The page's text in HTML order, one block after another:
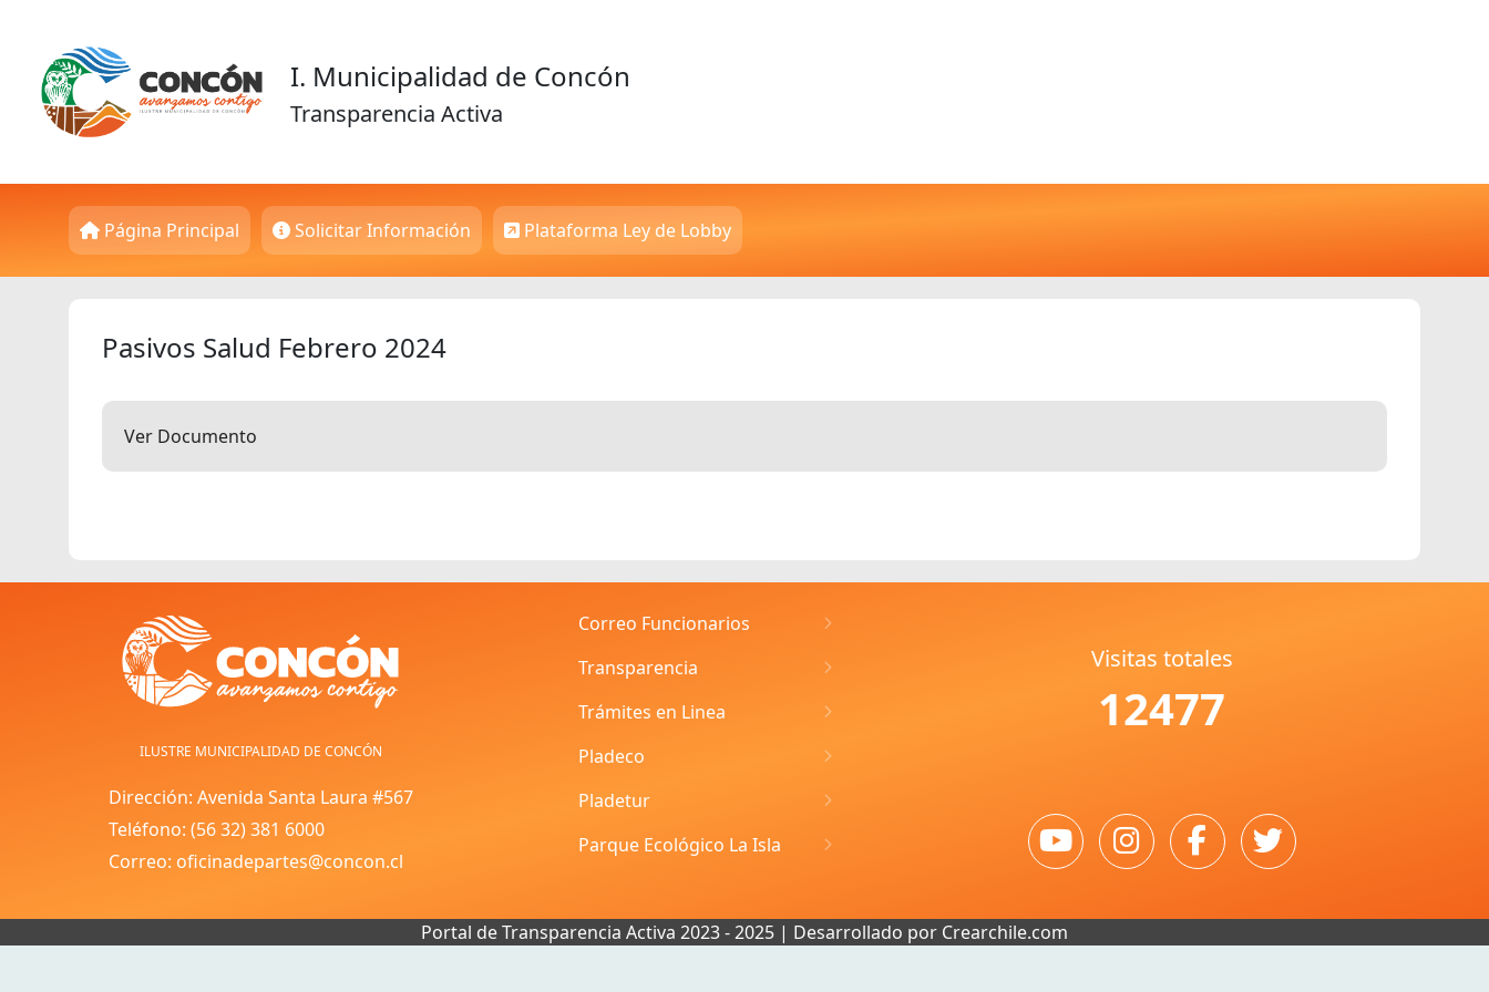
I. Municipalidad de Concón
Transparencia Activa
Página Principal Solicitar Información Plataforma Ley de Lobby
Pasivos Salud Febrero 2024
Ver Documento
ILUSTRE MUNICIPALIDAD DE CONCÓN
Dirección: Avenida Santa Laura #567
Teléfono: (56 32) 381 6000
Correo: oficinadepartes@concon.cl
Correo Funcionarios
Transparencia
Trámites en Linea
Pladeco
Pladetur
Parque Ecológico La Isla
Visitas totales
12477
Portal de Transparencia Activa 2023 - 2025 | Desarrollado por Crearchile.com